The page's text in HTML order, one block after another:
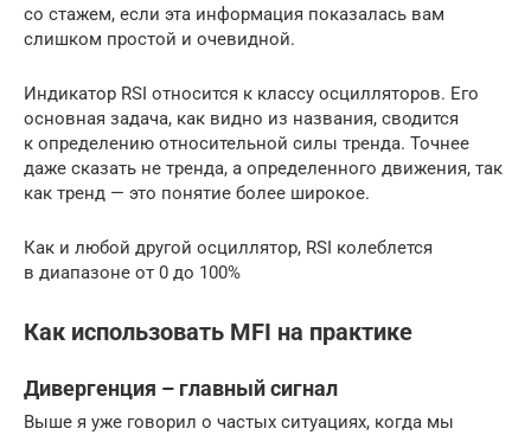
со стажем, если эта информация показалась вам
слишком простой и очевидной.
Индикатор RSI относится к классу осцилляторов. Его
основная задача, как видно из названия, сводится
к определению относительной силы тренда. Точнее
даже сказать не тренда, а определенного движения, так
как тренд — это понятие более широкое.
Как и любой другой осциллятор, RSI колеблется
в диапазоне от 0 до 100%
Как использовать MFI на практике
Дивергенция – главный сигнал
Выше я уже говорил о частых ситуациях, когда мы